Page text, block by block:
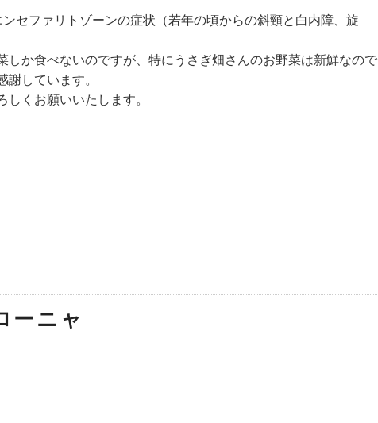
セファリトゾーンの症状（若年の頃からの斜頸と白内障、旋
か食べないのですが、特にうさぎ畑さんのお野菜は新鮮なので
しています。
くお願いいたします。
ーニャ